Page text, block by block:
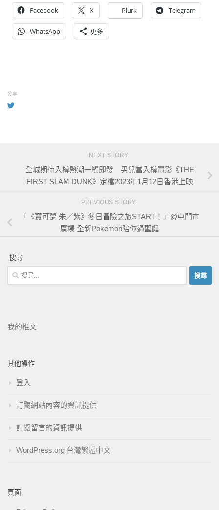
Facebook X Plurk Telegram
WhatsApp 更多
分享
NEXT STORY
全城期待入樽熱潮一觸即發 男兒當入樽電影《THE
FIRST SLAM DUNK》定檔2023年1月12日香港上映
PREVIOUS STORY
「《寶可夢 朱／紫》冬日冒險之旅START！」@屯門市
廣場 全新Pokemon陪你過聖誕
搜尋
我的推文
其他操作
登入
訂閱網站內容的資訊提供
訂閱留言的資訊提供
WordPress.org 台灣繁體中文
頁面